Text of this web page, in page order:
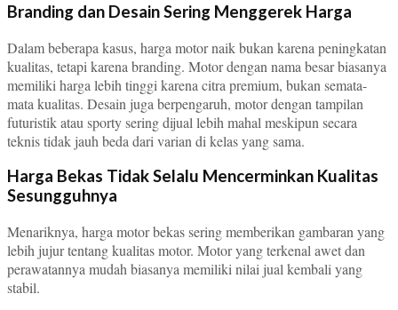
Branding dan Desain Sering Menggerek Harga
Dalam beberapa kasus, harga motor naik bukan karena peningkatan
kualitas, tetapi karena branding. Motor dengan nama besar biasanya
memiliki harga lebih tinggi karena citra premium, bukan semata-
mata kualitas. Desain juga berpengaruh, motor dengan tampilan
futuristik atau sporty sering dijual lebih mahal meskipun secara
teknis tidak jauh beda dari varian di kelas yang sama.
Harga Bekas Tidak Selalu Mencerminkan Kualitas
Sesungguhnya
Menariknya, harga motor bekas sering memberikan gambaran yang
lebih jujur tentang kualitas motor. Motor yang terkenal awet dan
perawatannya mudah biasanya memiliki nilai jual kembali yang
stabil.